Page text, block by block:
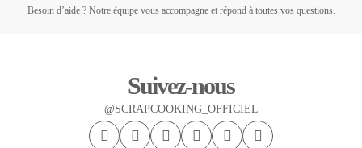
Besoin d’aide ? Notre équipe vous accompagne et répond à toutes vos questions.
Suivez-nous
@SCRAPCOOKING_OFFICIEL